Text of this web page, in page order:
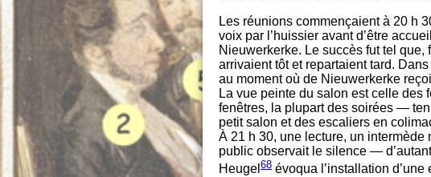
Les réunions commençaient à 20 h
voix par l’huissier avant d’être
Nieuwerkerke. Le succès fut tel que,
arrivaient tôt et repartaient tard. Dans
au moment où de Nieuwerkerke
La vue peinte du salon est celle des
fenêtres, la plupart des soirées —
petit salon et des escaliers en
À 21 h 30, une lecture, un
public observait le silence —
Heugel 68 évoqua l’installation